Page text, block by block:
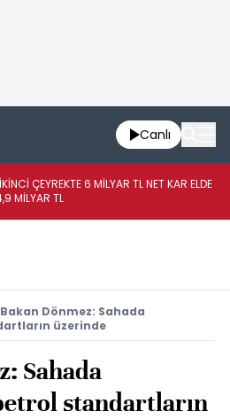
Canlı
ÇEYREKTE 6 MİLYAR TL NET KAR ELDE
MİLYAR TL
Bakan Dönmez: Sahada
üzerinde
Sahada
standartların